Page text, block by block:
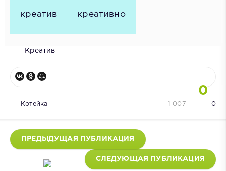
креатив креативно
Креатив
0
Котейка 0
1 007
ПРЕДЫДУЩАЯ ПУБЛИКАЦИЯ
СЛЕДУЮЩАЯ ПУБЛИКАЦИЯ